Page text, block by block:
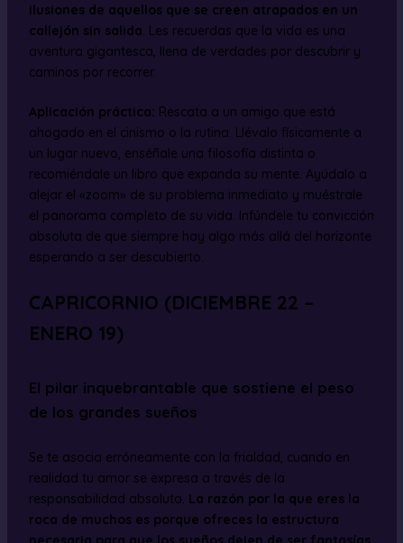
ilusiones de aquellos que se creen atrapados en un
callejón sin salida . Les recuerdas que la vida es una
aventura gigantesca, llena de verdades por descubrir y
caminos por recorrer.
Aplicación práctica: Rescata a un amigo que está
ahogado en el cinismo o la rutina. Llévalo físicamente a
un lugar nuevo, enséñale una filosofía distinta o
recomiéndale un libro que expanda su mente. Ayúdalo a
alejar el «zoom» de su problema inmediato y muéstrale
el panorama completo de su vida. Infúndele tu convicción
absoluta de que siempre hay algo más allá del horizonte
esperando a ser descubierto.
CAPRICORNIO (DICIEMBRE 22 –
ENERO 19)
El pilar inquebrantable que sostiene el peso
de los grandes sueños
Se te asocia erróneamente con la frialdad, cuando en
realidad tu amor se expresa a través de la
responsabilidad absoluta. La razón por la que eres la
roca de muchos es porque ofreces la estructura